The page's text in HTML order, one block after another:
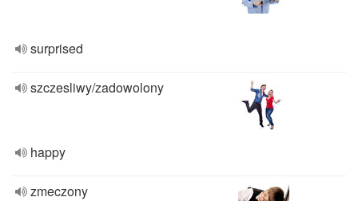
surprised
szczesliwy/zadowolony
happy
zmeczony